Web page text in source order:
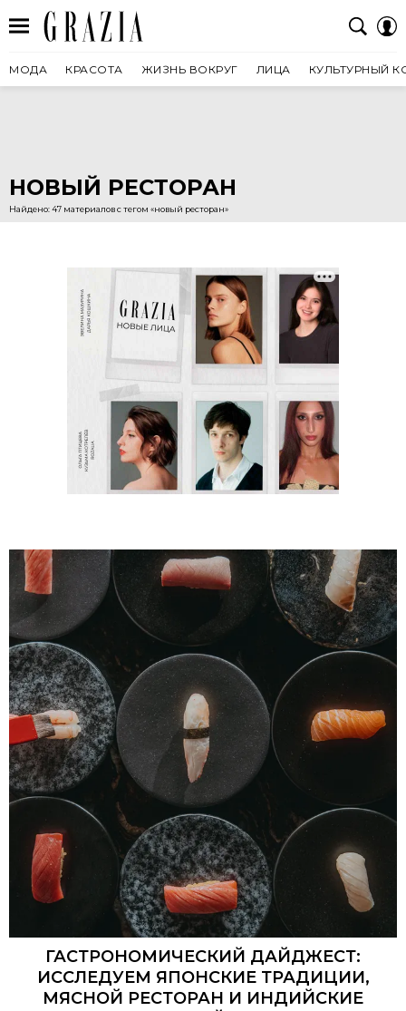
МОДА КРАСОТА ЖИЗНЬ ВОКРУГ ЛИЦА КУЛЬТУРНЫЙ
НОВЫЙ РЕСТОРАН
Найдено: 47 материалов с тегом «новый ресторан»
ГАСТРОНОМИЧЕСКИЙ ДАЙДЖЕСТ:
ИССЛЕДУЕМ ЯПОНСКИЕ ТРАДИЦИИ,
МЯСНОЙ РЕСТОРАН И ИНДИЙСКИЕ